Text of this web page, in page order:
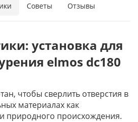
Советы Отзывы
установка для
elmos dc180
чтобы сверлить отверстия в
материалах как
и природного происхождения.